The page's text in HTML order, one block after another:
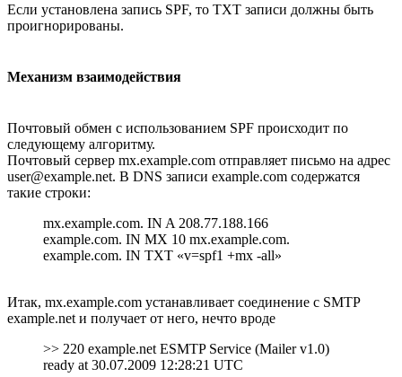
Если установлена запись SPF, то TXT записи должны быть
проигнорированы.
Механизм взаимодействия
Почтовый обмен с использованием SPF происходит по
следующему алгоритму.
Почтовый сервер mx.example.com отправляет письмо на адрес
user@example.net. В DNS записи example.com содержатся
такие строки:
mx.example.com. IN A 208.77.188.166
example.com. IN MX 10 mx.example.com.
example.com. IN TXT «v=spf1 +mx -all»
Итак, mx.example.com устанавливает соединение с SMTP
example.net и получает от него, нечто вроде
>> 220 example.net ESMTP Service (Mailer v1.0)
ready at 30.07.2009 12:28:21 UTC